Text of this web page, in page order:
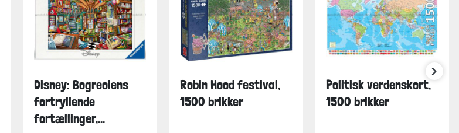
Disney: Bogreolens
fortryllende
fortællinger,...
Robin Hood festival,
1500 brikker
Politisk verdenskort,
1500 brikker